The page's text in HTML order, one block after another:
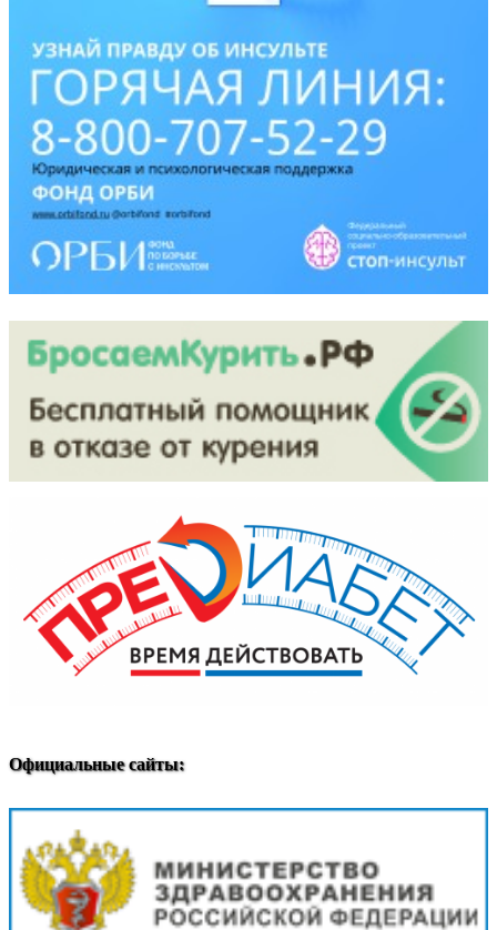
Официальные сайты: